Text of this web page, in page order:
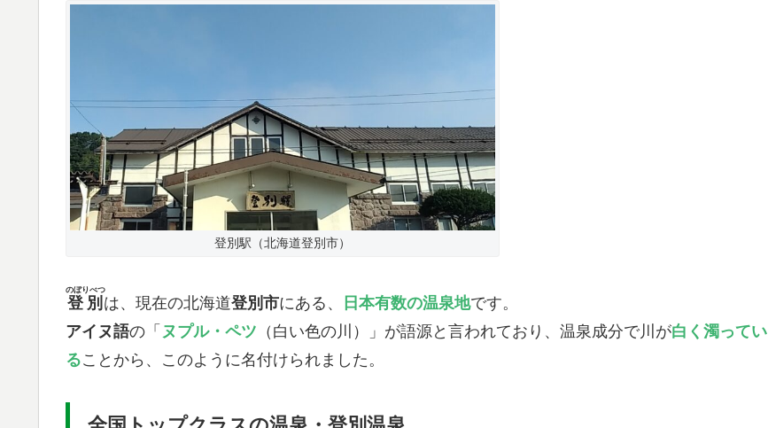
登別駅（北海道登別市）
登別
のぼりべつ
は、現在の北海道登別市にある、 日本有数の温泉地です。
アイヌ語の「 ヌプル・ペツ （白い色の川）」が語源と言われており、温泉成分で川が白く濁ってい
ることから、このように名付けられました。